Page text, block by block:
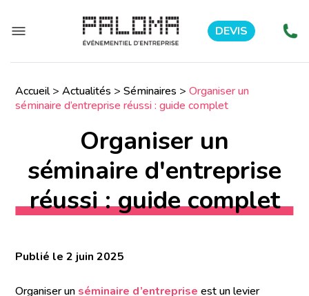
DEVIS
Accueil>Actualités >Séminaires >Organiser un
séminaire d’entreprise réussi : guide complet
Organiser un
séminaire d'entreprise
réussi : guide complet
Publié le 2 juin 2025
Organiser un séminaire d’entreprise est un levier